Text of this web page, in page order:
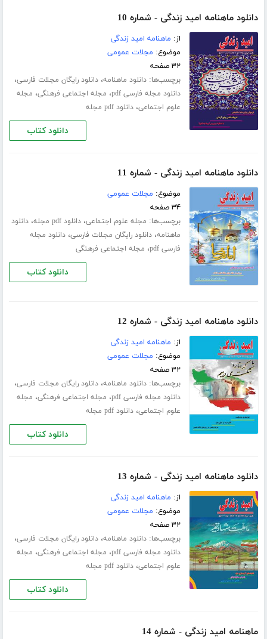
دانلود ماهنامه امید زندگی - شماره 10
از: ماهنامه امید زندگی
موضوع: مجلات عمومی
۳۲ صفحه
برچسب‌ها:دانلود ماهنامه،دانلود رایگان مجلات فارسی،
دانلود مجله فارسی pdf ، مجله اجتماعی فرهنگی، مجله
علوم اجتماعی،دانلود pdf مجله
دانلود کتاب
دانلود ماهنامه امید زندگی - شماره 11
موضوع: مجلات عمومی
۳۴ صفحه
برچسب‌ها: مجله علوم اجتماعی،دانلود pdf مجله ،دانلود
ماهنامه،دانلود رایگان مجلات فارسی،دانلود مجله
فارسی pdf
، مجله اجتماعی فرهنگی
دانلود کتاب
دانلود ماهنامه امید زندگی - شماره 12
از: ماهنامه امید زندگی
موضوع: مجلات عمومی
۳۲ صفحه
برچسب‌ها:دانلود ماهنامه،دانلود رایگان مجلات فارسی،
دانلود مجله فارسی pdf ، مجله اجتماعی فرهنگی، مجله
علوم اجتماعی،دانلود pdf مجله
دانلود کتاب
دانلود ماهنامه امید زندگی - شماره 13
از: ماهنامه امید زندگی
موضوع: مجلات عمومی
۳۲ صفحه
برچسب‌ها:دانلود ماهنامه،دانلود رایگان مجلات فارسی،
دانلود مجله فارسی pdf ، مجله اجتماعی فرهنگی، مجله
علوم اجتماعی،دانلود pdf مجله
دانلود کتاب
ماهنامه امید زندگی - شماره 14